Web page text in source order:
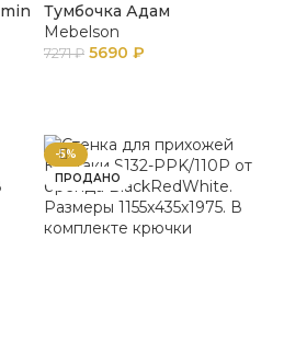
Тумбочка Адам
Mebelson
7271₽ 5690 ₽
-5%
ПРОДАНО